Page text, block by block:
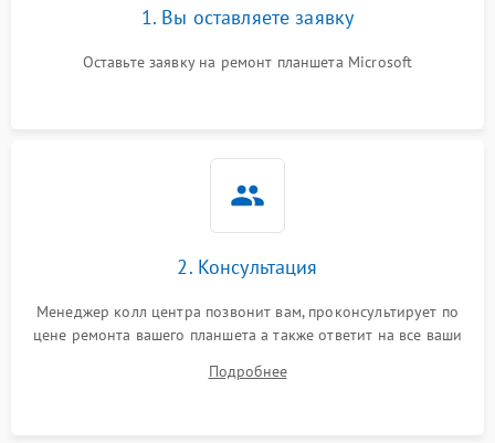
1. Вы оставляете заявку
Оставьте заявку на ремонт планшета Microsoft
2. Консультация
Менеджер колл центра позвонит вам, проконсультирует по
цене ремонта вашего планшета а также ответит на все ваши
Подробнее